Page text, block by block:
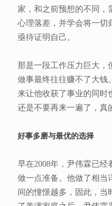
家，和之前预想的不同，
心理落差，并学会将一切
亟待证明自己。
那是一段工作压力巨大，
做事最终往往赚不了大钱
来让他收获了事业的同时
还是不要再来一遍了，真
好事多磨与最优的选择
早在2008年，尹伟霖已
做一点准备。他做了相当
间的憧憬越多，固此，当